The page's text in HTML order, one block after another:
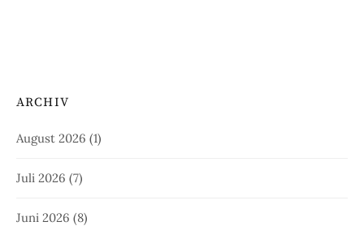
ARCHIV
August 2026 (1)
Juli 2026 (7)
Juni 2026 (8)